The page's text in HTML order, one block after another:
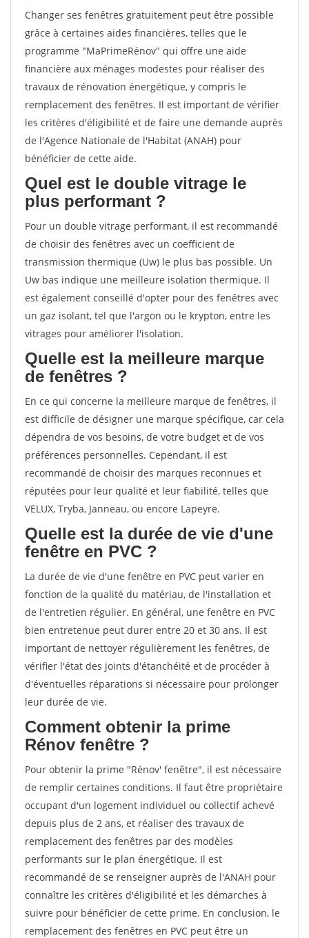
Changer ses fenêtres gratuitement peut être possible
grâce à certaines aides financières, telles que le
programme "MaPrimeRénov" qui offre une aide
financière aux ménages modestes pour réaliser des
travaux de rénovation énergétique, y compris le
remplacement des fenêtres. Il est important de vérifier
les critères d'éligibilité et de faire une demande auprès
de l'Agence Nationale de l'Habitat (ANAH) pour
bénéficier de cette aide.
Quel est le double vitrage le
plus performant ?
Pour un double vitrage performant, il est recommandé
de choisir des fenêtres avec un coefficient de
transmission thermique (Uw) le plus bas possible. Un
Uw bas indique une meilleure isolation thermique. Il
est également conseillé d'opter pour des fenêtres avec
un gaz isolant, tel que l'argon ou le krypton, entre les
vitrages pour améliorer l'isolation.
Quelle est la meilleure marque
de fenêtres ?
En ce qui concerne la meilleure marque de fenêtres, il
est difficile de désigner une marque spécifique, car cela
dépendra de vos besoins, de votre budget et de vos
préférences personnelles. Cependant, il est
recommandé de choisir des marques reconnues et
réputées pour leur qualité et leur fiabilité, telles que
VELUX, Tryba, Janneau, ou encore Lapeyre.
Quelle est la durée de vie d'une
fenêtre en PVC ?
La durée de vie d'une fenêtre en PVC peut varier en
fonction de la qualité du matériau, de l'installation et
de l'entretien régulier. En général, une fenêtre en PVC
bien entretenue peut durer entre 20 et 30 ans. Il est
important de nettoyer régulièrement les fenêtres, de
vérifier l'état des joints d'étanchéité et de procéder à
d'éventuelles réparations si nécessaire pour prolonger
leur durée de vie.
Comment obtenir la prime
Rénov fenêtre ?
Pour obtenir la prime "Rénov' fenêtre", il est nécessaire
de remplir certaines conditions. Il faut être propriétaire
occupant d'un logement individuel ou collectif achevé
depuis plus de 2 ans, et réaliser des travaux de
remplacement des fenêtres par des modèles
performants sur le plan énergétique. Il est
recommandé de se renseigner auprès de l'ANAH pour
connaître les critères d'éligibilité et les démarches à
suivre pour bénéficier de cette prime. En conclusion, le
remplacement des fenêtres en PVC peut être un